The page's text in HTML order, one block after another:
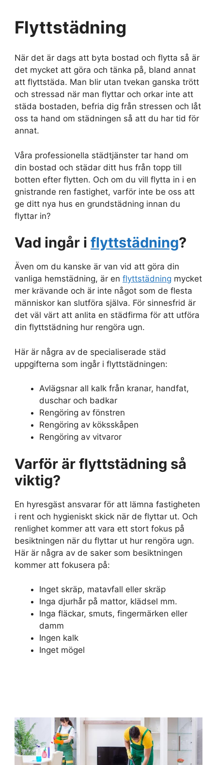
Flyttstädning
När det är dags att byta bostad och flytta så är
det mycket att göra och tänka på, bland annat
att flyttstäda. Man blir utan tvekan ganska trött
och stressad när man flyttar och orkar inte att
städa bostaden, befria dig från stressen och låt
oss ta hand om städningen så att du har tid för
annat.
Våra professionella städtjänster tar hand om
din bostad och städar ditt hus från topp till
botten efter flytten. Och om du vill flytta in i en
gnistrande ren fastighet, varför inte be oss att
ge ditt nya hus en grundstädning innan du
flyttar in?
Vad ingår i flyttstädning?
Även om du kanske är van vid att göra din
vanliga hemstädning, är en flyttstädning mycket
mer krävande och är inte något som de flesta
människor kan slutföra själva. För sinnesfrid är
det väl värt att anlita en städfirma för att utföra
din flyttstädning hur rengöra ugn.
Här är några av de specialiserade städ
uppgifterna som ingår i flyttstädningen:
Avlägsnar all kalk från kranar, handfat,
duschar och badkar
Rengöring av fönstren
Rengöring av köksskåpen
Rengöring av vitvaror
Varför är flyttstädning så
viktig?
En hyresgäst ansvarar för att lämna fastigheten
i rent och hygieniskt skick när de flyttar ut. Och
renlighet kommer att vara ett stort fokus på
besiktningen när du flyttar ut hur rengöra ugn.
Här är några av de saker som besiktningen
kommer att fokusera på:
Inget skräp, matavfall eller skräp
Inga djurhår på mattor, klädsel mm.
Inga fläckar, smuts, fingermärken eller
damm
Ingen kalk
Inget mögel